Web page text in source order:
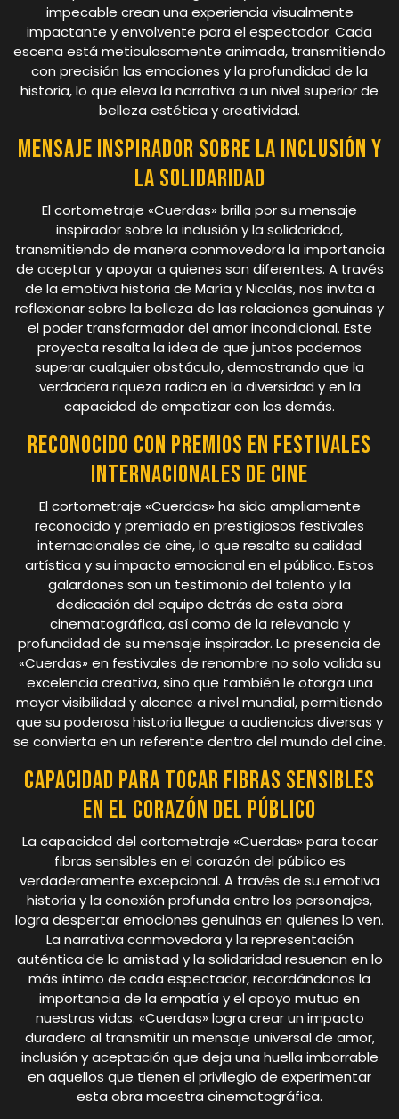
impecable crean una experiencia visualmente
impactante y envolvente para el espectador. Cada
escena está meticulosamente animada, transmitiendo
con precisión las emociones y la profundidad de la
historia, lo que eleva la narrativa a un nivel superior de
belleza estética y creatividad.
Mensaje inspirador sobre la inclusión y
la solidaridad
El cortometraje «Cuerdas» brilla por su mensaje
inspirador sobre la inclusión y la solidaridad,
transmitiendo de manera conmovedora la importancia
de aceptar y apoyar a quienes son diferentes. A través
de la emotiva historia de María y Nicolás, nos invita a
reflexionar sobre la belleza de las relaciones genuinas y
el poder transformador del amor incondicional. Este
proyecta resalta la idea de que juntos podemos
superar cualquier obstáculo, demostrando que la
verdadera riqueza radica en la diversidad y en la
capacidad de empatizar con los demás.
Reconocido con premios en festivales
internacionales de cine
El cortometraje «Cuerdas» ha sido ampliamente
reconocido y premiado en prestigiosos festivales
internacionales de cine, lo que resalta su calidad
artística y su impacto emocional en el público. Estos
galardones son un testimonio del talento y la
dedicación del equipo detrás de esta obra
cinematográfica, así como de la relevancia y
profundidad de su mensaje inspirador. La presencia de
«Cuerdas» en festivales de renombre no solo valida su
excelencia creativa, sino que también le otorga una
mayor visibilidad y alcance a nivel mundial, permitiendo
que su poderosa historia llegue a audiencias diversas y
se convierta en un referente dentro del mundo del cine.
Capacidad para tocar fibras sensibles
en el corazón del público
La capacidad del cortometraje «Cuerdas» para tocar
fibras sensibles en el corazón del público es
verdaderamente excepcional. A través de su emotiva
historia y la conexión profunda entre los personajes,
logra despertar emociones genuinas en quienes lo ven.
La narrativa conmovedora y la representación
auténtica de la amistad y la solidaridad resuenan en lo
más íntimo de cada espectador, recordándonos la
importancia de la empatía y el apoyo mutuo en
nuestras vidas. «Cuerdas» logra crear un impacto
duradero al transmitir un mensaje universal de amor,
inclusión y aceptación que deja una huella imborrable
en aquellos que tienen el privilegio de experimentar
esta obra maestra cinematográfica.